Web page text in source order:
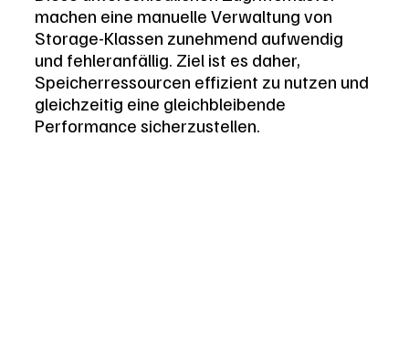
machen eine manuelle Verwaltung von
Storage-Klassen zunehmend aufwendig
und fehleranfällig. Ziel ist es daher,
Speicherressourcen effizient zu nutzen und
gleichzeitig eine gleichbleibende
Performance sicherzustellen.